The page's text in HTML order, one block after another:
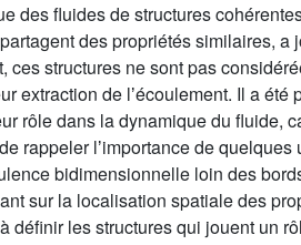
des fluides de structures
des propriétés similaires,
ces structures ne sont pas
extraction de lʼécoulement. Il a
rôle dans la dynamique du fluide,
rappeler lʼimportance de
bidimensionnelle loin des
sur la localisation spatiale des
définir les structures qui jouent un